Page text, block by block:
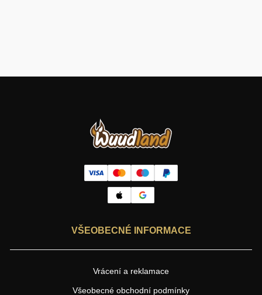
VŠEOBECNÉ INFORMACE
Vrácení a reklamace
Všeobecné obchodní podmínky